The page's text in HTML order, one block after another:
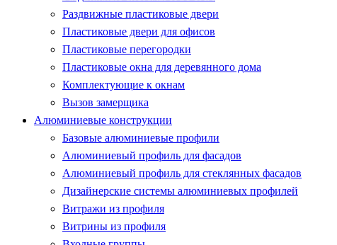
Раздвижные пластиковые двери
Пластиковые двери для офисов
Пластиковые перегородки
Пластиковые окна для деревянного дома
Комплектующие к окнам
Вызов замерщика
Алюминиевые конструкции
Базовые алюминиевые профили
Алюминиевый профиль для фасадов
Алюминиевый профиль для стеклянных фасадов
Дизайнерские системы алюминиевых профилей
Витражи из профиля
Витрины из профиля